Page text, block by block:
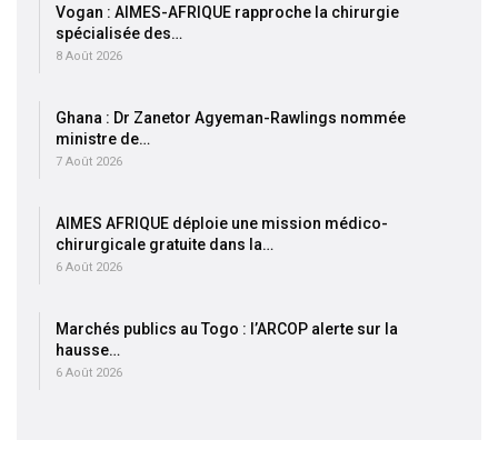
Vogan : AIMES-AFRIQUE rapproche la chirurgie
spécialisée des…
8 Août 2026
Ghana : Dr Zanetor Agyeman-Rawlings nommée
ministre de…
7 Août 2026
AIMES AFRIQUE déploie une mission médico-
chirurgicale gratuite dans la…
6 Août 2026
Marchés publics au Togo : l’ARCOP alerte sur la
hausse…
6 Août 2026